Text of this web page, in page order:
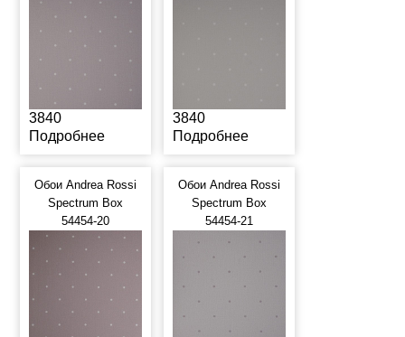
3840
Подробнее
3840
Подробнее
Обои Andrea Rossi
Spectrum Box
54454-20
Обои Andrea Rossi
Spectrum Box
54454-21